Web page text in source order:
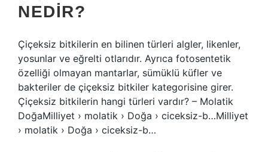
NEDIR?
Çiçeksiz bitkilerin en bilinen türleri algler, likenler,
yosunlar ve eğrelti otlarıdır. Ayrıca fotosentetik
özelliği olmayan mantarlar, sümüklü küfler ve
bakteriler de çiçeksiz bitkiler kategorisine girer.
Çiçeksiz bitkilerin hangi türleri vardır? – Molatik
DoğaMilliyet › molatik › Doğa › ciceksiz-b…Milliyet
› molatik › Doğa › ciceksiz-b…